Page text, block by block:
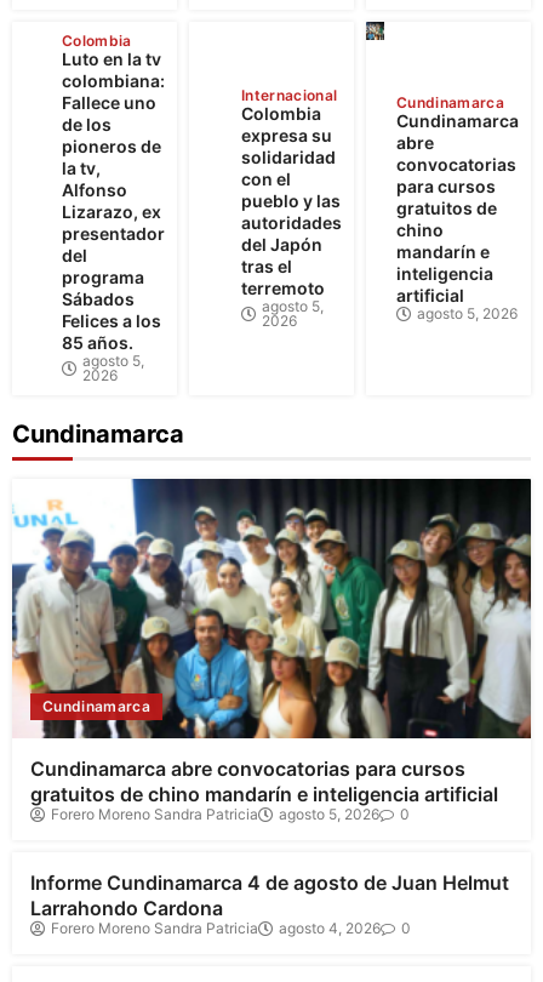
Colombia
Luto en la tv
colombiana:
Fallece uno
de los
pioneros de
la tv,
Alfonso
Lizarazo, ex
presentador
del
programa
Sábados
Felices a los
85 años.
agosto 5,
2026
Internacional
Colombia
expresa su
solidaridad
con el
pueblo y las
autoridades
del Japón
tras el
terremoto
agosto 5,
2026
Cundinamarca
Cundinamarca
abre
convocatorias
para cursos
gratuitos de
chino
mandarín e
inteligencia
artificial
agosto 5, 2026
Cundinamarca
Cundinamarca
Cundinamarca abre convocatorias para cursos
gratuitos de chino mandarín e inteligencia artificial
Forero Moreno Sandra Patricia agosto 5, 2026 0
Cundinamarca
Informe Cundinamarca 4 de agosto de Juan Helmut
Larrahondo Cardona
Forero Moreno Sandra Patricia agosto 4, 2026 0
Cundinamarca